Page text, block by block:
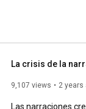
9,107 views 2 years
Las narraciones